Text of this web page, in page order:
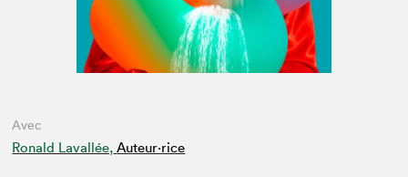
Avec
Ronald Lavallée, Auteur·rice